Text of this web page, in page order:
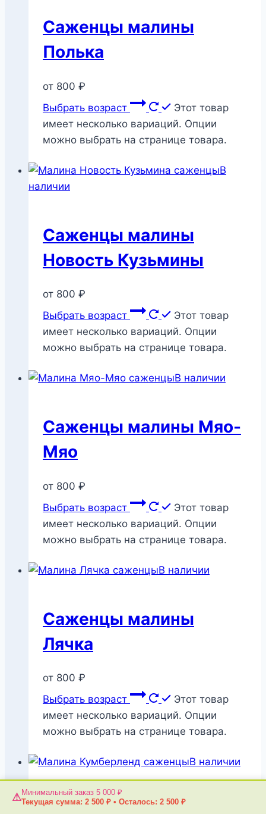
Саженцы малины
Полька
от 800 ₽
Выбрать возраст
Этот товар
имеет несколько вариаций. Опции
можно выбрать на странице товара.
В
наличии
Саженцы малины
Новость Кузьмины
от 800 ₽
Выбрать возраст
Этот товар
имеет несколько вариаций. Опции
можно выбрать на странице товара.
В наличии
Саженцы малины Мяо-
Мяо
от 800 ₽
Выбрать возраст
Этот товар
имеет несколько вариаций. Опции
можно выбрать на странице товара.
В наличии
Саженцы малины
Лячка
от 800 ₽
Выбрать возраст
Этот товар
имеет несколько вариаций. Опции
можно выбрать на странице товара.
В наличии
⚠Минимальный заказ 5 000 ₽
Текущая сумма: 2 500 ₽ • Осталось: 2 500 ₽